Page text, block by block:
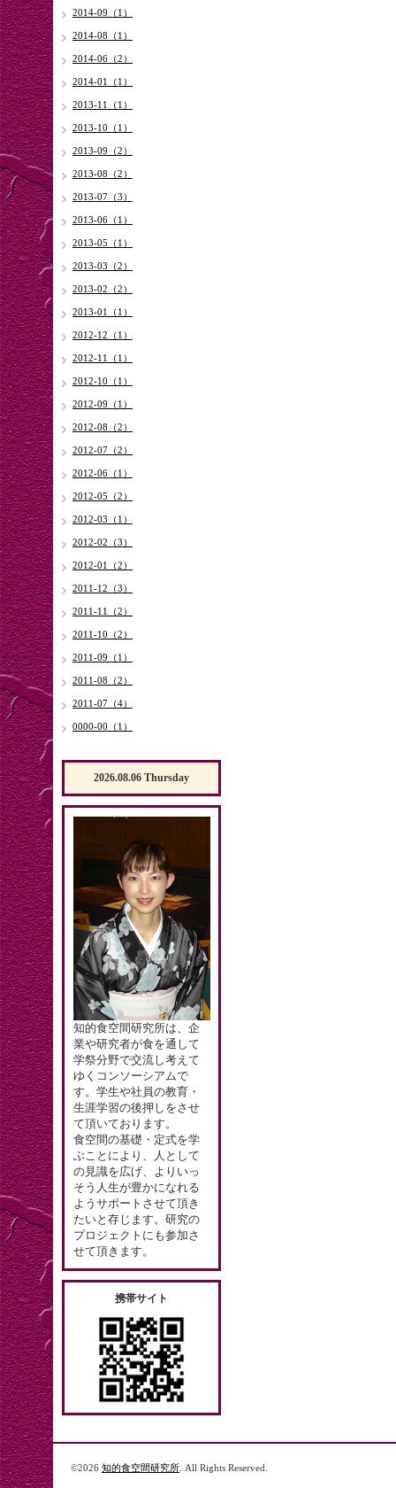
2014-09（1）
2014-08（1）
2014-06（2）
2014-01（1）
2013-11（1）
2013-10（1）
2013-09（2）
2013-08（2）
2013-07（3）
2013-06（1）
2013-05（1）
2013-03（2）
2013-02（2）
2013-01（1）
2012-12（1）
2012-11（1）
2012-10（1）
2012-09（1）
2012-08（2）
2012-07（2）
2012-06（1）
2012-05（2）
2012-03（1）
2012-02（3）
2012-01（2）
2011-12（3）
2011-11（2）
2011-10（2）
2011-09（1）
2011-08（2）
2011-07（4）
0000-00（1）
2026.08.06 Thursday
知的食空間研究所は、企
業や研究者が食を通して
学祭分野で交流し考えて
ゆくコンソーシアムで
す。学生や社員の教育・
生涯学習の後押しをさせ
て頂いております。
食空間の基礎・定式を学
ぶことにより、人として
の見識を広げ、よりいっ
そう人生が豊かになれる
ようサポートさせて頂き
たいと存じます。研究の
プロジェクトにも参加さ
せて頂きます。
携帯サイト
©2026 知的食空間研究所 . All Rights Reserved.